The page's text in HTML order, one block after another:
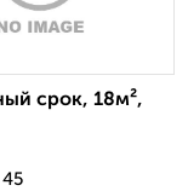
срок, 18м²,